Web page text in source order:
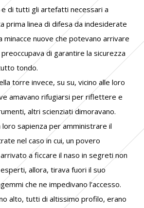
di tutti gli artefatti necessari a
prima linea di difesa da indesiderate
minacce nuove che potevano arrivare
di garantire la sicurezza
tondo.
torre invece, su su, vicino alle loro
amavano rifugiarsi per riflettere e
altri scienziati dimoravano.
loro sapienza per amministrare il
nel caso in cui, un povero
a ficcare il naso in segreti non
allora, tirava fuori il suo
che ne impedivano l’accesso.
alto, tutti di altissimo profilo, erano